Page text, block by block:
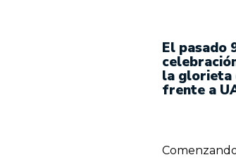
El pasado
la glorieta
frente a